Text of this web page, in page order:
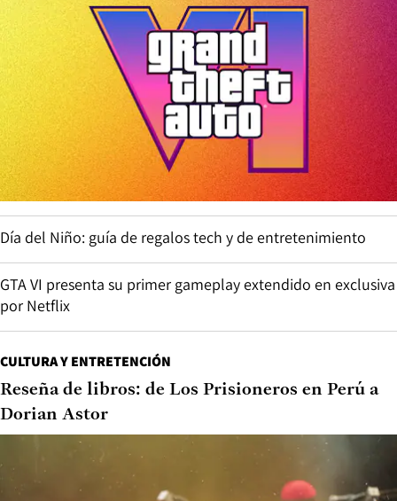
Día del Niño: guía de regalos tech y de entretenimiento
GTA VI presenta su primer gameplay extendido en exclusiva
por Netflix
CULTURA Y ENTRETENCIÓN
Reseña de libros: de Los Prisioneros en Perú a
Dorian Astor